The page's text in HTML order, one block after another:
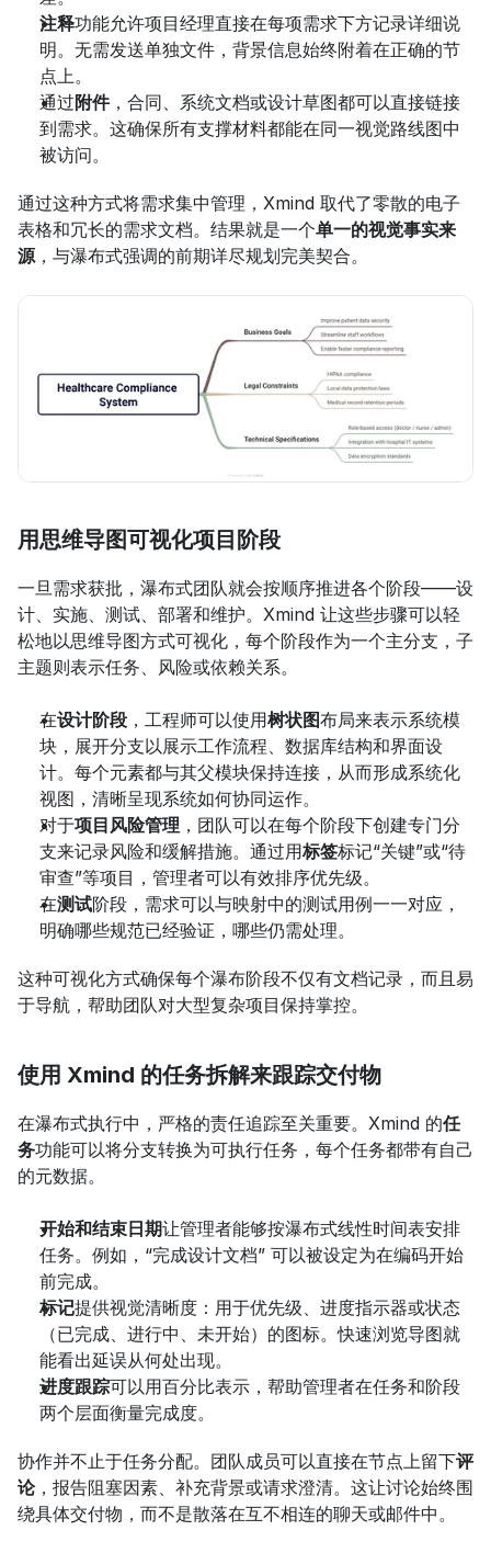
注释功能允许项目经理直接在每项需求下方记录详细说
明。无需发送单独文件，背景信息始终附着在正确的节
点上。
通过附件，合同、系统文档或设计草图都可以直接链接
到需求。这确保所有支撑材料都能在同一视觉路线图中
被访问。
通过这种方式将需求集中管理，Xmind 取代了零散的电子
表格和冗长的需求文档。结果就是一个单一的视觉事实来
源，与瀑布式强调的前期详尽规划完美契合。
用思维导图可视化项目阶段
一旦需求获批，瀑布式团队就会按顺序推进各个阶段——设
计、实施、测试、部署和维护。Xmind 让这些步骤可以轻
松地以思维导图方式可视化，每个阶段作为一个主分支，子
主题则表示任务、风险或依赖关系。
在设计阶段 ，工程师可以使用树状图布局来表示系统模
块，展开分支以展示工作流程、数据库结构和界面设
计。每个元素都与其父模块保持连接，从而形成系统化
视图，清晰呈现系统如何协同运作。
对于项目风险管理 ，团队可以在每个阶段下创建专门分
支来记录风险和缓解措施。通过用标签标记“关键”或“待
审查”等项目，管理者可以有效排序优先级。
在测试阶段，需求可以与映射中的测试用例一一对应，
明确哪些规范已经验证，哪些仍需处理。
这种可视化方式确保每个瀑布阶段不仅有文档记录，而且易
于导航，帮助团队对大型复杂项目保持掌控。
使用 Xmind 的任务拆解来跟踪交付物
在瀑布式执行中，严格的责任追踪至关重要。Xmind 的任
务功能可以将分支转换为可执行任务，每个任务都带有自己
的元数据。
开始和结束日期让管理者能够按瀑布式线性时间表安排
任务。例如，“完成设计文档” 可以被设定为在编码开始
前完成。
标记提供视觉清晰度：用于优先级、进度指示器或状态
（已完成、进行中、未开始）的图标。快速浏览导图就
能看出延误从何处出现。
进度跟踪可以用百分比表示，帮助管理者在任务和阶段
两个层面衡量完成度。
协作并不止于任务分配。团队成员可以直接在节点上留下评
论，报告阻塞因素、补充背景或请求澄清。这让讨论始终围
绕具体交付物，而不是散落在互不相连的聊天或邮件中。